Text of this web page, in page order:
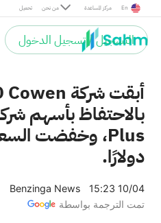
تحميل من نحن مركز المساعدة En
التسجيل / تسجيل الدخول
دولارًا.
Benzinga News
15:23 10/04
تمت الترجمة بواسطة